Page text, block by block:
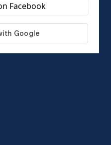
Facebook